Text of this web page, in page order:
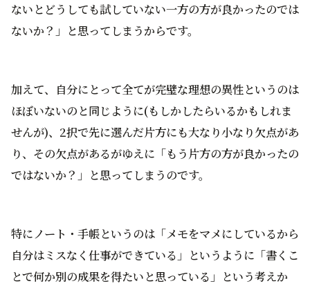
ないとどうしても試していない一方の方が良かったのでは
ないか？」と思ってしまうからです。
加えて、自分にとって全てが完璧な理想の異性というのは
ほぼいないのと同じように(もしかしたらいるかもしれま
せんが)、2択で先に選んだ片方にも大なり小なり欠点があ
り、その欠点があるがゆえに「もう片方の方が良かったの
ではないか？」と思ってしまうのです。
特にノート・手帳というのは「メモをマメにしているから
自分はミスなく仕事ができている」というように「書くこ
とで何か別の成果を得たいと思っている」という考えか